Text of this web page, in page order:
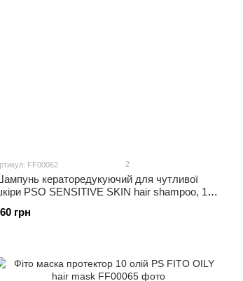
FF00062 2
кераторедукуючий для чутливої
PSO SENSITIVE SKIN hair shampoo, 150
грн